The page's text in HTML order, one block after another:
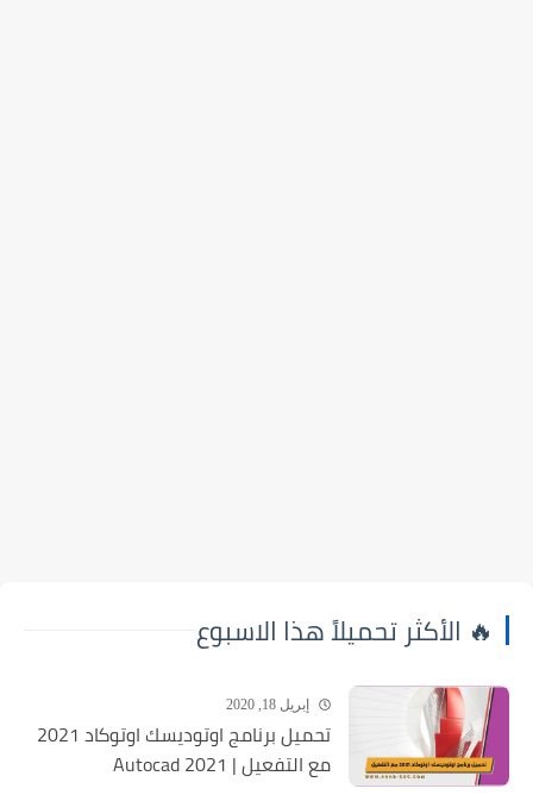
🔥 الأكثر تحميلاً هذا الاسبوع
إبريل 18, 2020
تحميل برنامج اوتوديسك اوتوكاد 2021
مع التفعيل | Autocad 2021